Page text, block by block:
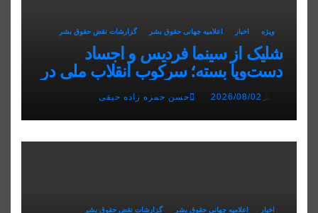
ویژه اخبار اعلاميه جهانی حقوق بشر گزارشات نقض حقوق بشر
شلیک از سینما فردیس و اجساد
دست‌وپا بسته؛ سرکوب انقلاب ملی در
البرز
حسن حمزه زاده حیقی
اخبار اعلاميه جهانی حقوق بشر گزارشات نقض حقوق بشر